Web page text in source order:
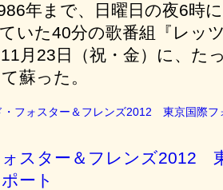
年まで、日曜日の夜6時
いた40分の歌番組『レッ
月23日（祝・金）に、た
蘇った。
スター＆フレンズ2012
ート